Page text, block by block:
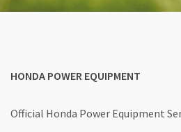
HONDA POWER EQUIPMENT
Official Honda Power Equipment